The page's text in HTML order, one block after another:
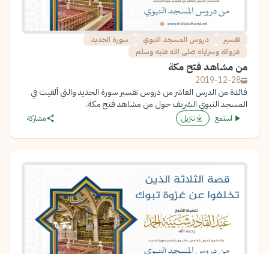
تفسير دروس المسجد النبوي
سورة الحديد
غزواته وسراياه صلى الله عليه وسلم
من مشاهد فتح مكة
2019-12-28
فائدة من الدرس العاشر من دروس تفسير سورة الحديد والتي ألقيت في
المسجد النبوي الشريف حول من مشاهد فتح مكة.
استمع تنزيل مشاركة